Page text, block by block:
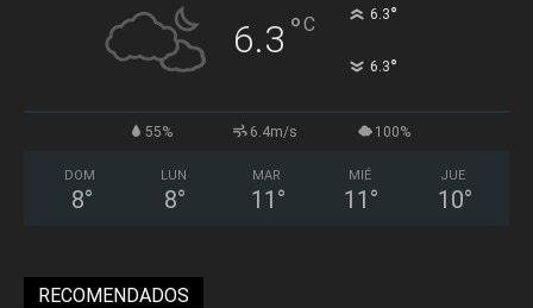
6.3 °C 6.3°
6.3°
55% 6.4m/s 100%
DOM
8°
LUN
8°
MAR
11 °
MIÉ
11 °
JUE
10°
RECOMENDADOS